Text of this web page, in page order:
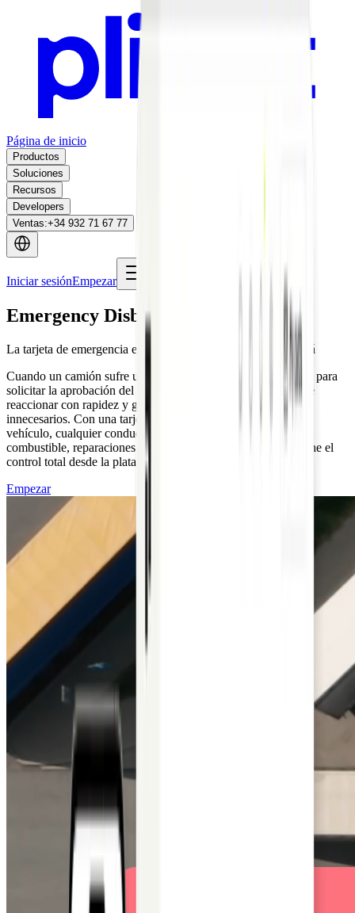
Página de inicio
Productos
Soluciones
Recursos
Developers
Ventas:+34 932 71 67 77
Iniciar sesiónEmpezar
Emergency Disbursement Cards
La tarjeta de emergencia está lista cuando el camión no lo está
Cuando un camión sufre una avería, el conductor debe llamar para
solicitar la aprobación del pago, el equipo administrativo debe
reaccionar con rapidez y gestionar efectivo añade riesgos
innecesarios. Con una tarjeta de emergencia asignada a cada
vehículo, cualquier conductor puede pagar de inmediato por
combustible, reparaciones o asistencia, mientras usted mantiene el
control total desde la plataforma de Pliant.
Empezar